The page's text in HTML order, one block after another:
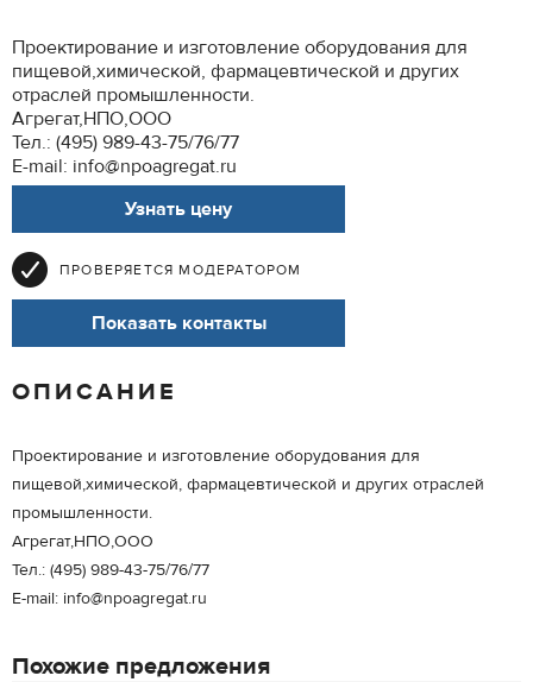
Проектирование и изготовление оборудования для
пищевой,химической, фармацевтической и других
отраслей промышленности.
Агрегат,НПО,ООО
Тел.: (495) 989-43-75/76/77
E-mail: info@npoagregat.ru
Узнать цену
ПРОВЕРЯЕТСЯ МОДЕРАТОРОМ
Показать контакты
ОПИСАНИЕ
Проектирование и изготовление оборудования для
пищевой,химической, фармацевтической и других отраслей
промышленности.
Агрегат,НПО,ООО
Тел.: (495) 989-43-75/76/77
E-mail: info@npoagregat.ru
Похожие предложения